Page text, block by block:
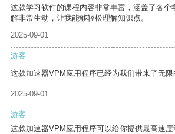
这款学习软件的课程内容非常丰富，涵盖了各个
解非常生动，让我能够轻松理解知识点。
2025-09-01
游客
这款加速器VPM应用程序已经为我们带来了无限
2025-09-01
游客
这款加速器VPM应用程序可以给你提供最高速